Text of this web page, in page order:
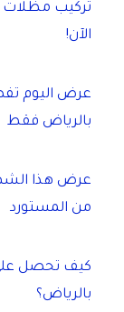
تركيب مظلات
الآن!
بالرياض فقط
عرض هذا
من المستورد
كيف تحصل
بالرياض؟